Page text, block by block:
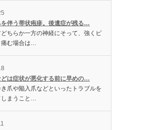
伴う帯状疱疹。後遺症が残る…
ちらか一方の神経にそって、強くピ
痛む場合は…
は症状が悪化する前に早めの…
爪や陥入爪などといったトラブルを
しまうこと…